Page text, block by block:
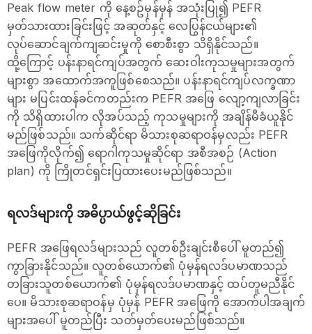
Peak flow meter ကို နေ့စဥ်မှန်မှန် အသုံးပြု၍ PEFR
မှတ်သားထားခြင်းဖြင့် အဆုတ်နှင့် လေပြွန်ငယ်များ၏
လုပ်ဆောင်ချက်ကျဆင်းမှုကို စောစီးစွာ သိရှိနိုင်သည်။
ထို့ကြောင့် ပန်းနာရင်ကျပ်အတွက် ဆေးဝါးကုသမှုများအတွက်
များစွာ အထောက်အကူဖြစ်စေသည်။ ပန်းနာရင်ကျပ်လက္ခဏာ
များ မပြင်းထန်ခင်ကတည်းက PEFR အဖြေ လျော့ကျလာခြင်း
ကို သိရှိထားပါက လိုအပ်သည့် ကုသမှုများကို အချိန်မီခံယူနိုင်
မည်ဖြစ်သည်။ သက်ဆိုင်ရာ မိသားစုဆရာဝန်မှလည်း PEFR
အဖြေကိုလိုက်၍ ရောဂါကုသမှုဆိုင်ရာ အစီအစဉ် (Action
plan) ကို ကြိုတင်ရှင်းပြထားပေးမည်ဖြစ်သည်။
ရလဒ်များကို အဓိပ္ပာယ်ဖွင့်ဆိုခြင်း
PEFR အဖြေရလဒ်များသည် လူတစ်ဦးချင်းစီပေါ် မူတည်၍
ကွာခြားနိုင်သည်။ လူတစ်ယောက်၏ ပုံမှန်ရလဒ်ပမာဏသည်
တခြားသူတစ်ယောက်၏ ပုံမှန်ရလဒ်ပမာဏနှင့် ထပ်တူမညီနိုင်
ပေ။ မိသားစုဆရာဝန်မှ ပုံမှန် PEFR အဖြေကို အောက်ပါအချက်
များအပေါ် မူတည်ပြီး သတ်မှတ်ပေးမည်ဖြစ်သည်။